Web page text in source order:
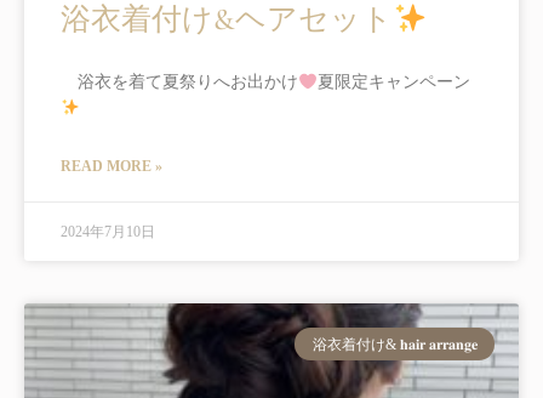
浴衣着付け&ヘアセット
浴衣を着て夏祭りへお出かけ 夏限定キャンペーン
READ MORE »
2024年7月10日
浴衣着付け& 𝐡𝐚𝐢𝐫 𝐚𝐫𝐫𝐚𝐧𝐠𝐞